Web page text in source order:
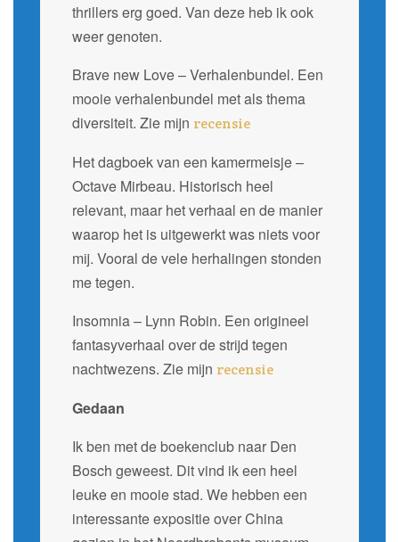
thrillers erg goed. Van deze heb ik ook
weer genoten.
Brave new Love – Verhalenbundel. Een
mooie verhalenbundel met als thema
diversiteit. Zie mijn recensie
Het dagboek van een kamermeisje –
Octave Mirbeau. Historisch heel
relevant, maar het verhaal en de manier
waarop het is uitgewerkt was niets voor
mij. Vooral de vele herhalingen stonden
me tegen.
Insomnia – Lynn Robin. Een origineel
fantasyverhaal over de strijd tegen
nachtwezens. Zie mijn recensie
Gedaan
Ik ben met de boekenclub naar Den
Bosch geweest. Dit vind ik een heel
leuke en mooie stad. We hebben een
interessante expositie over China